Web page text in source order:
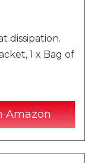
dissipation.
1 x Bag of
Amazon